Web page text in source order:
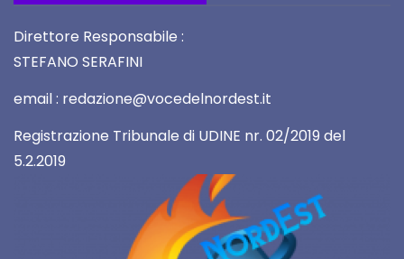
Direttore Responsabile :
STEFANO SERAFINI
email : redazione@vocedelnordest.it
Registrazione Tribunale di UDINE nr. 02/2019 del
5.2.2019